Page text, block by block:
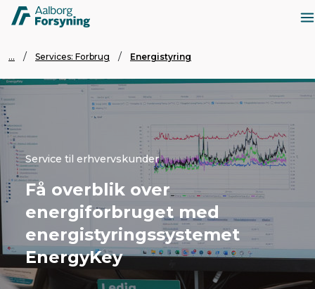
... Services: Forbrug Energistyring
Service til erhvervskunder
Få overblik over
energiforbruget med
energistyringssystemet
EnergyKey